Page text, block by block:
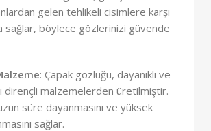
gelen tehlikeli cisimlere karşı
sağlar, böylece gözlerinizi güvende
: Çapak gözlüğü, dayanıklı ve
dirençli malzemelerden üretilmiştir.
süre dayanmasını ve yüksek
sağlar.